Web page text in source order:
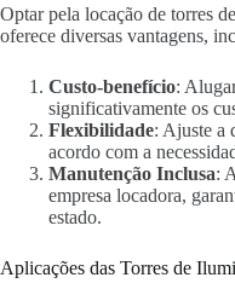
Optar pela locação de torres
oferece diversas vantagens,
Custo-benefício:
significativamente os
Flexibilidade: Ajuste a
acordo com a
Manutenção Inclusa:
empresa locadora,
estado.
Aplicações das Torres de